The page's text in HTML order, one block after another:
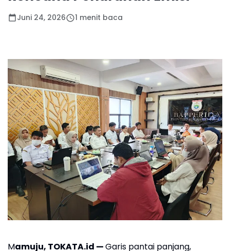
Juni 24, 2026 1 menit baca
Mamuju, TOKATA.id —Garis pantai panjang,